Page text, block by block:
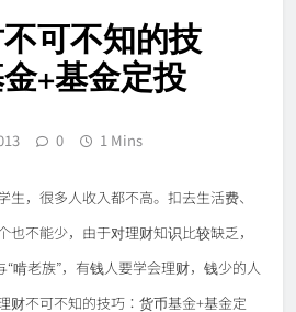
可不知的技
+基金定投
0 1 Mins
生，很多人收入都不高。扣去生活费、
也不能少，由于对理财知识比较缺乏，
“啃老族”，有钱人要学会理财，钱少的人
财不可不知的技巧：货币基金+基金定